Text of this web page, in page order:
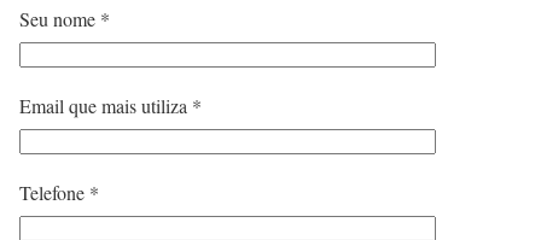
Seu nome *
Email que mais utiliza *
Telefone *